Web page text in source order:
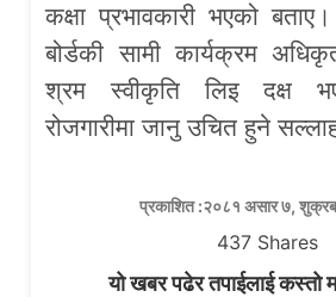
कक्षा प्रभावकारी भएको
बोर्डकी सामी कार्यक्रम
श्रम स्वीकृति लिइ दक्ष
रोजगारीमा जानु उचित हुने
प्रकाशित :२०८१ असार ७,
437 Shares
यो खबर पढेर तपाईलाई कस्तो